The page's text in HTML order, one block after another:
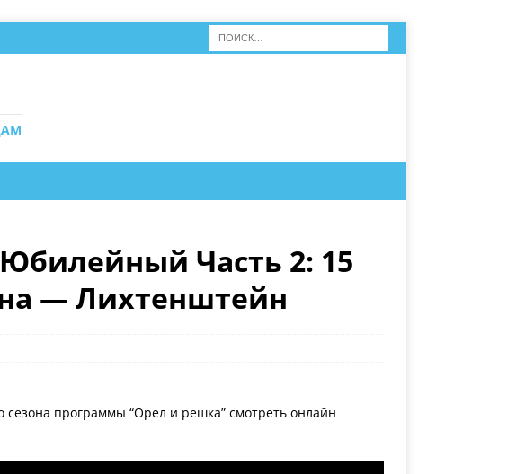
Часть 2: 15
— Лихтенштейн
сезона программы “Орел и решка” смотреть онлайн